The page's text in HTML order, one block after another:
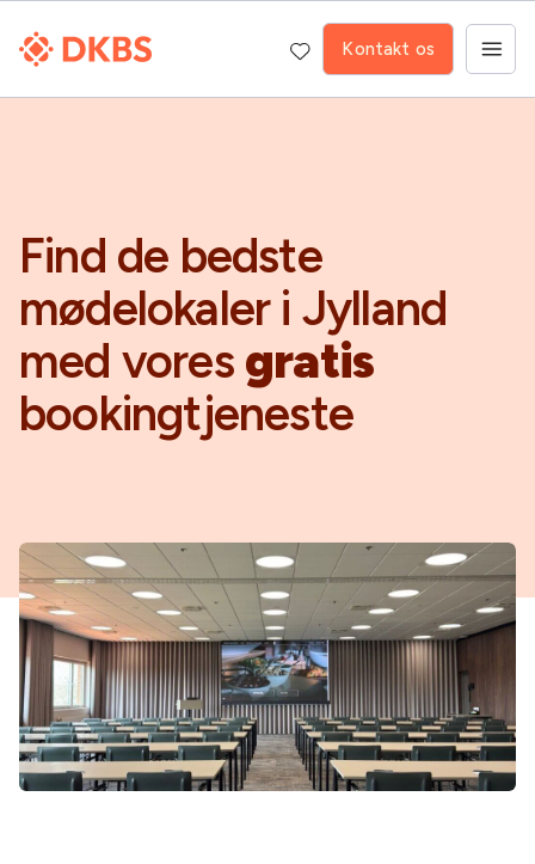
Kontakt os
Find de bedste
mødelokaler i Jylland
med vores gratis
bookingtjeneste